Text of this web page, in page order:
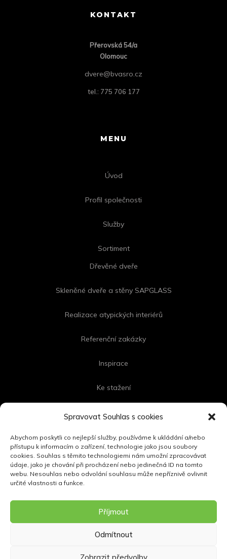
Spravovat Souhlas s cookies
Abychom poskytli co nejlepší služby, používáme k ukládání a/nebo
přístupu k informacím o zařízení, technologie jako jsou soubory
cookies. Souhlas s těmito technologiemi nám umožní zpracovávat
údaje, jako je chování při procházení nebo jedinečná ID na tomto
webu. Nesouhlas nebo odvolání souhlasu může nepříznivě ovlivnit
určité vlastnosti a funkce.
Příjmout
Odmítnout
KONTAKT
Přerovská 54/a
Olomouc
dvere@bvasro.cz
tel.: 775 706 177
MENU
Úvod
Profil společnosti
Služby
Sortiment
Dřevěné dveře
Skleněné dveře a stěny SAPGLASS
Realizace atypických interiérů
Referenční zakázky
Inspirace
Ke stažení
Kontakt
FOLLOW US